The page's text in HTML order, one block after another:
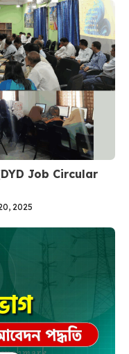
(DYD Job Circular
2025